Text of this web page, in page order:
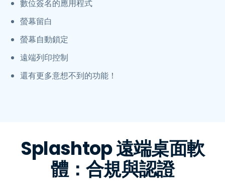
數位簽名的應用程式
螢幕留白
螢幕自動鎖定
遠端列印控制
還有更多意想不到的功能！
Splashtop 遠端桌面軟
體：合規與認證